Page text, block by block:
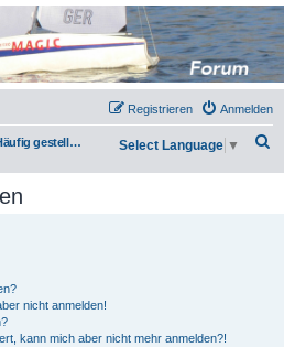
Anmelden
Registrieren
Häufig gestellte Fragen Select Language ▼
nicht anmelden!
kann mich aber nicht mehr anmelden?!